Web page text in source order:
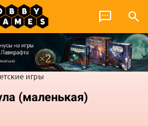
игры
(маленькая)